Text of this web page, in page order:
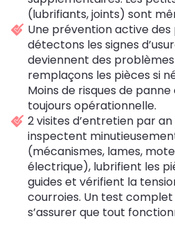
(lubrifiants, joints) sont
Une prévention active des
détectons les signes
deviennent des
remplaçons les pièces si
Moins de risques de
toujours opérationnelle.
2 visites d’entretien par
inspectent
(mécanismes, lames,
électrique), lubrifient les
guides et vérifient la
courroies. Un test
s’assurer que tout